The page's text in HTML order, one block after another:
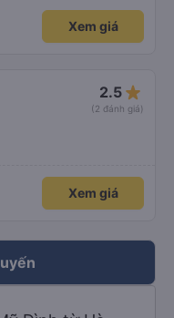
Xem giá
2.5 star_rate
(2 đánh giá)
Xem giá